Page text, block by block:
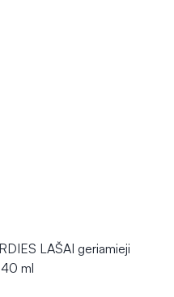
LAŠAI geriamieji
40 ml